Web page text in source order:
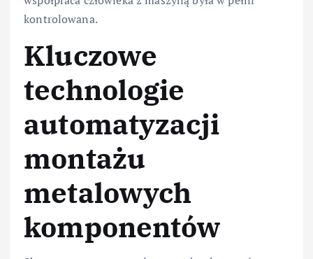
kontrolowana.
Kluczowe
technologie
automatyzacji
montażu
metalowych
komponentów